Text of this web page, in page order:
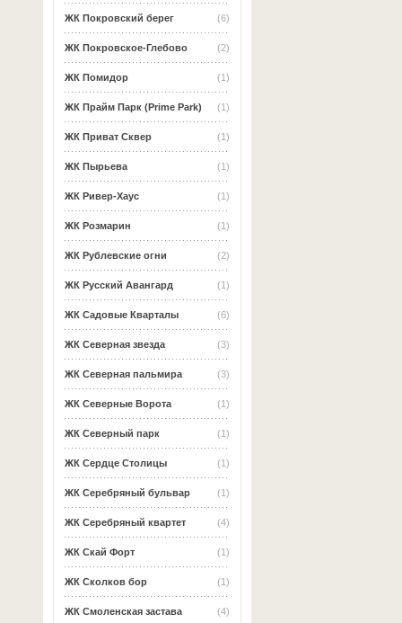
(6)
ЖК Покровский берег
(2)
ЖК Покровское-Глебово
(1)
ЖК Помидор
(1)
ЖК Прайм Парк (Prime Park)
(1)
ЖК Приват Сквер
(1)
ЖК Пырьева
(1)
ЖК Ривер-Хаус
(1)
ЖК Розмарин
(2)
ЖК Рублевские огни
(1)
ЖК Русский Авангард
(6)
ЖК Садовые Кварталы
(3)
ЖК Северная звезда
(3)
ЖК Северная пальмира
(1)
ЖК Северные Ворота
(1)
ЖК Северный парк
(1)
ЖК Сердце Столицы
(1)
ЖК Серебряный бульвар
(4)
ЖК Серебряный квартет
(1)
ЖК Скай Форт
(1)
ЖК Сколков бор
(4)
ЖК Смоленская застава